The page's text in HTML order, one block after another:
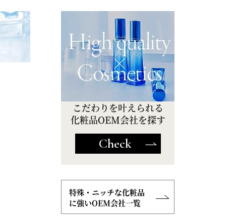
こだわりを叶えられる
化粧品OEM会社を探す
Check
特殊・ニッチな化粧品
に強いOEM会社一覧